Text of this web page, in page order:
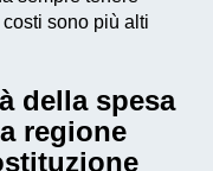
sono più alti
della spesa
regione